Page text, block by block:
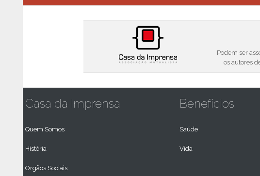
Podem ser
os autores
Casa da Imprensa
Quem Somos
História
Orgãos Sociais
Benefícios
Saúde
Vida